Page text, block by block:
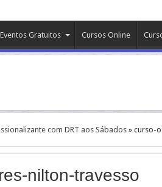
Gratuitos Cursos Online
com DRT aos Sábados» curso-
nilton-travesso